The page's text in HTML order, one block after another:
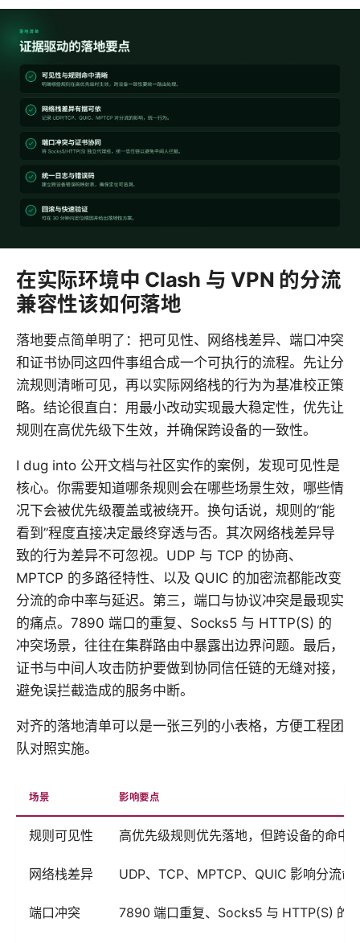
在实际环境中 Clash 与 VPN 的分流
兼容性该如何落地
落地要点简单明了：把可见性、网络栈差异、端口冲突
和证书协同这四件事组合成一个可执行的流程。先让分
流规则清晰可见，再以实际网络栈的行为为基准校正策
略。结论很直白：用最小改动实现最大稳定性，优先让
规则在高优先级下生效，并确保跨设备的一致性。
I dug into 公开文档与社区实作的案例，发现可见性是
核心。你需要知道哪条规则会在哪些场景生效，哪些情
况下会被优先级覆盖或被绕开。换句话说，规则的“能
看到”程度直接决定最终穿透与否。其次网络栈差异导
致的行为差异不可忽视。UDP 与 TCP 的协商、
MPTCP 的多路径特性、以及 QUIC 的加密流都能改变
分流的命中率与延迟。第三，端口与协议冲突是最现实
的痛点。7890 端口的重复、Socks5 与 HTTP(S) 的
冲突场景，往往在集群路由中暴露出边界问题。最后，
证书与中间人攻击防护要做到协同信任链的无缝对接，
避免误拦截造成的服务中断。
对齐的落地清单可以是一张三列的小表格，方便工程团
队对照实施。
场景 影响要点
规则可见性 高优先级规则优先落地，但跨设备的命中
网络栈差异 UDP、TCP、MPTCP、QUIC 影响分流命
端口冲突 7890 端口重复、Socks5 与 HTTP(S) 的